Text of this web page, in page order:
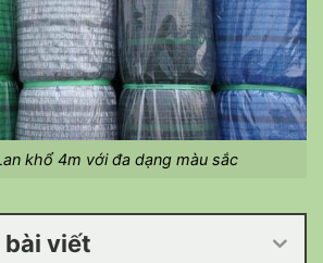
khổ 4m với đa dạng màu sắc
bài viết